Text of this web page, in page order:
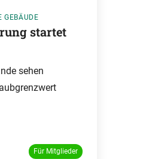
GEBÄUDE
startet
sehen
Für Mitglieder